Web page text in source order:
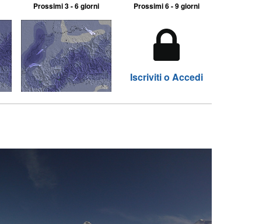
Prossimi 3 - 6 giorni Prossimi 6 - 9 giorni
Iscriviti o Accedi